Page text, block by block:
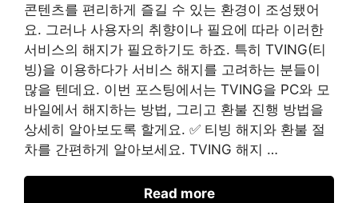
콘텐츠를 편리하게 즐길 수 있는 환경이 조성됐어
요. 그러나 사용자의 취향이나 필요에 따라 이러한
서비스의 해지가 필요하기도 하죠. 특히 TVING(티
빙)을 이용하다가 서비스 해지를 고려하는 분들이
많을 텐데요. 이번 포스팅에서는 TVING을 PC와 모
바일에서 해지하는 방법, 그리고 환불 진행 방법을
상세히 알아보도록 할게요. ✅ 티빙 해지와 환불 절
차를 간편하게 알아보세요. TVING 해지 …
Read more